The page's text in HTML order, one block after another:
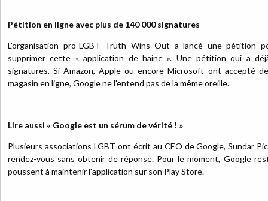
Pétition en ligne avec plus de 140 000 signatures
L'organisation pro-LGBT Truth Wins Out a lancé une pétition
supprimer cette « application de haine ». Une pétition qui a
signatures. Si Amazon, Apple ou encore Microsoft ont accepté
magasin en ligne, Google ne l'entend pas de la même oreille.
Lire aussi « Google est un sérum de vérité ! »
Plusieurs associations LGBT ont écrit au CEO de Google, Sundar
rendez-vous sans obtenir de réponse. Pour le moment, Google
poussent à maintenir l'application sur son Play Store.